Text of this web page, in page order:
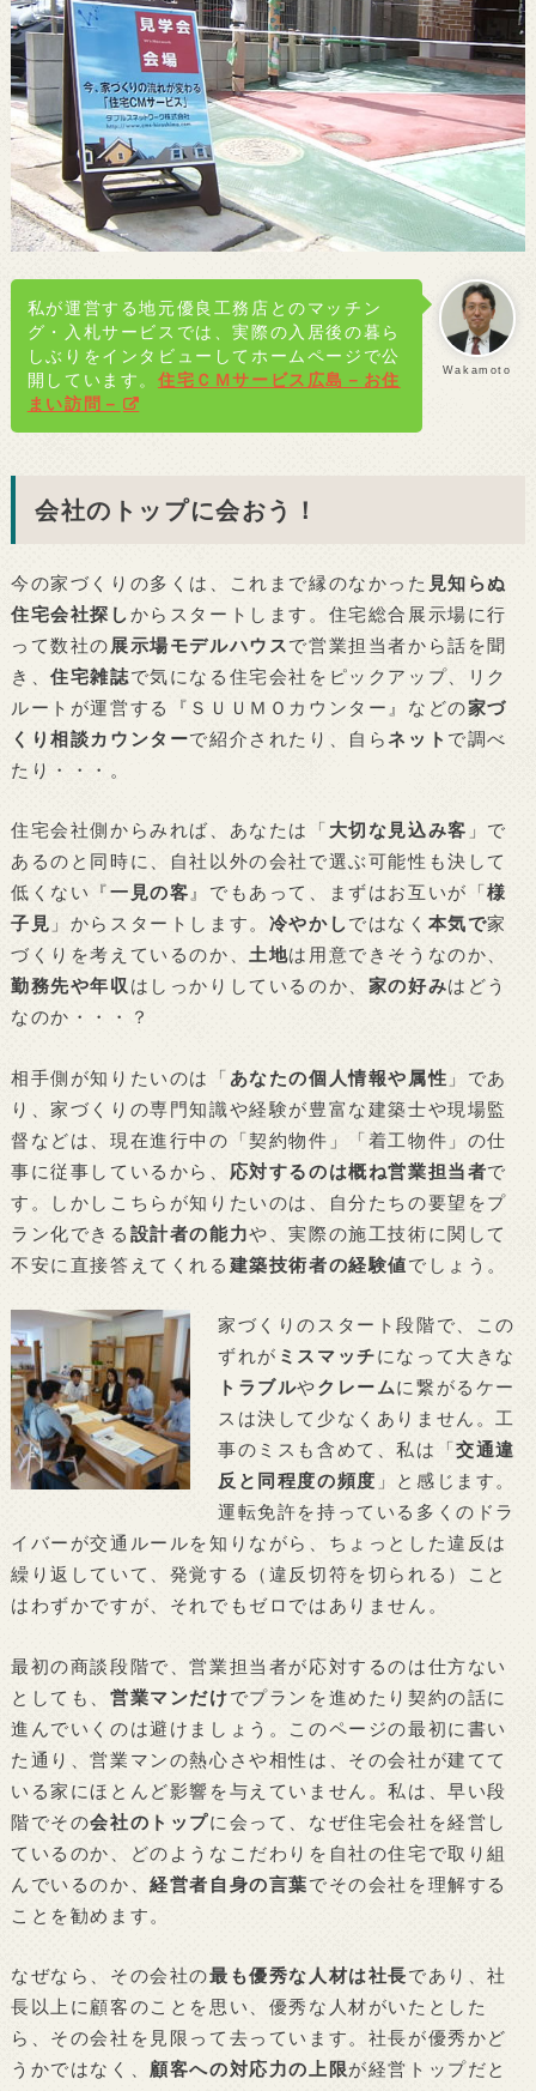
Wakamoto
私が運営する地元優良工務店とのマッチン
グ・入札サービスでは、実際の入居後の暮ら
しぶりをインタビューしてホームページで公
開しています。 住宅ＣＭサービス広島－お住
まい訪問－
会社のトップに会おう！
今の家づくりの多くは、これまで縁のなかった 見知らぬ
住宅会社探しからスタートします。住宅総合展示場に行
って数社の 展示場モデルハウスで営業担当者から話を聞
き、住宅雑誌で気になる住宅会社をピックアップ、リク
ルートが運営する『ＳＵＵＭＯカウンター』などの家づ
くり相談カウンターで紹介されたり、自らネット で調べ
たり・・・。
住宅会社側からみれば、あなたは「 大切な見込み客 」で
あるのと同時に、自社以外の会社で選ぶ可能性も決して
低くない『一見の客 』でもあって、まずはお互いが「様
子見 」からスタートします。 冷やかしではなく 本気で家
づくりを考えているのか、 土地は用意できそうなのか、
勤務先や年収 はしっかりしているのか、 家の好みはどう
なのか・・・？
相手側が知りたいのは「 あなたの個人情報や属性 」であ
り、家づくりの専門知識や経験が豊富な建築士や現場監
督などは、現在進行中の「契約物件」「着工物件」の仕
事に従事しているから、 応対するのは概ね営業担当者で
す。しかしこちらが知りたいのは、自分たちの要望をプ
ラン化できる 設計者の能力や、実際の施工技術に関して
不安に直接答えてくれる 建築技術者の経験値でしょう。
家づくりのスタート段階で、この
ずれが ミスマッチになって大きな
トラブルやクレームに繋がるケー
スは決して少なくありません。工
事のミスも含めて、私は「交通違
反と同程度の頻度 」と感じます。
運転免許を持っている多くのドラ
イバーが交通ルールを知りながら、ちょっとした違反は
繰り返していて、発覚する（違反切符を切られる）こと
はわずかですが、それでもゼロではありません。
最初の商談段階で、営業担当者が応対するのは仕方ない
としても、 営業マンだけでプランを進めたり契約の話に
進んでいくのは避けましょう。このページの最初に書い
た通り、営業マンの熱心さや相性は、その会社が建てて
いる家にほとんど影響を与えていません。私は、早い段
階でその会社のトップに会って、なぜ住宅会社を経営し
ているのか、どのようなこだわりを自社の住宅で取り組
んでいるのか、経営者自身の言葉でその会社を理解する
ことを勧めます。
なぜなら、その会社の最も優秀な人材は社長であり、社
長以上に顧客のことを思い、優秀な人材がいたとした
ら、その会社を見限って去っています。社長が優秀かど
うかではなく、 顧客への対応力の上限が経営トップだと